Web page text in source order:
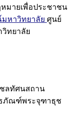
มายเพื่อประชาชน
หาวิทยาลัย ศูนย์
ทยาลัย
ลทัศนสถาน
ภัณฑ์พระจุฑาธุช